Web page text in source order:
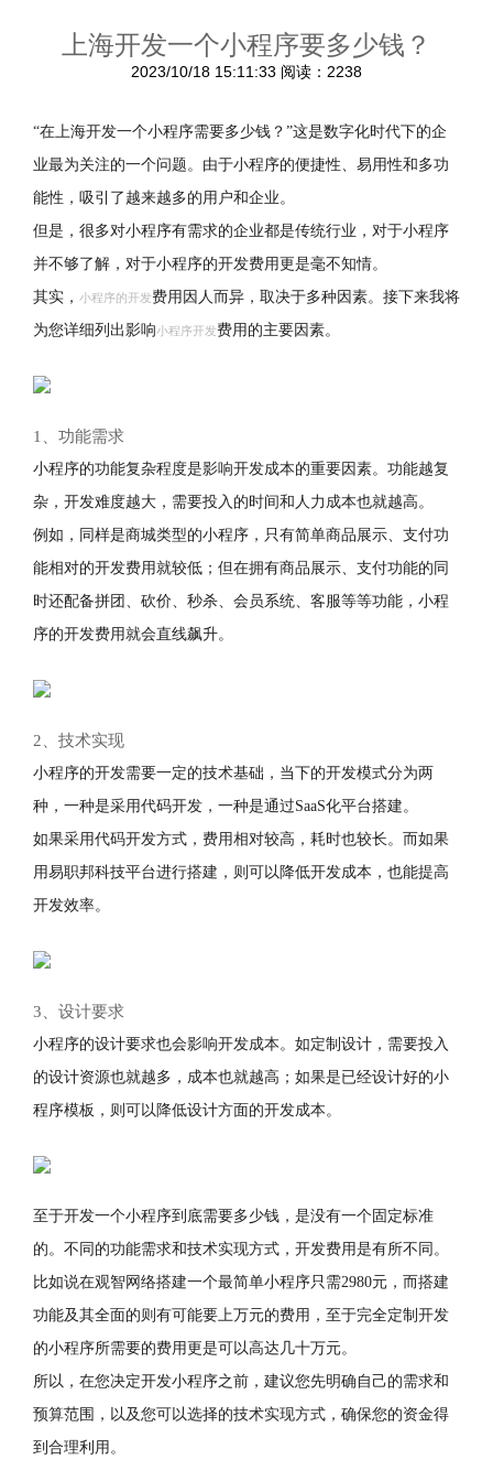
上海开发一个小程序要多少钱？
2023/10/18 15:11:33 阅读：2238
“在上海开发一个小程序需要多少钱？”这是数字化时代下的企
业最为关注的一个问题。由于小程序的便捷性、易用性和多功
能性，吸引了越来越多的用户和企业。
但是，很多对小程序有需求的企业都是传统行业，对于小程序
并不够了解，对于小程序的开发费用更是毫不知情。
其实， 小程序的开发费用因人而异，取决于多种因素。接下来我将
为您详细列出影响小程序开发费用的主要因素。
1、功能需求
小程序的功能复杂程度是影响开发成本的重要因素。功能越复
杂，开发难度越大，需要投入的时间和人力成本也就越高。
例如，同样是商城类型的小程序，只有简单商品展示、支付功
能相对的开发费用就较低；但在拥有商品展示、支付功能的同
时还配备拼团、砍价、秒杀、会员系统、客服等等功能，小程
序的开发费用就会直线飙升。
2、技术实现
小程序的开发需要一定的技术基础，当下的开发模式分为两
种，一种是采用代码开发，一种是通过SaaS化平台搭建。
如果采用代码开发方式，费用相对较高，耗时也较长。而如果
用易职邦科技平台进行搭建，则可以降低开发成本，也能提高
开发效率。
3、设计要求
小程序的设计要求也会影响开发成本。如定制设计，需要投入
的设计资源也就越多，成本也就越高；如果是已经设计好的小
程序模板，则可以降低设计方面的开发成本。
至于开发一个小程序到底需要多少钱，是没有一个固定标准
的。不同的功能需求和技术实现方式，开发费用是有所不同。
比如说在观智网络搭建一个最简单小程序只需2980元，而搭建
功能及其全面的则有可能要上万元的费用，至于完全定制开发
的小程序所需要的费用更是可以高达几十万元。
所以，在您决定开发小程序之前，建议您先明确自己的需求和
预算范围，以及您可以选择的技术实现方式，确保您的资金得
到合理利用。